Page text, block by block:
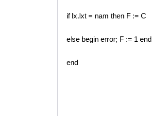
if lx.lxt = nam then F := C
else begin error; F := 1 end
end